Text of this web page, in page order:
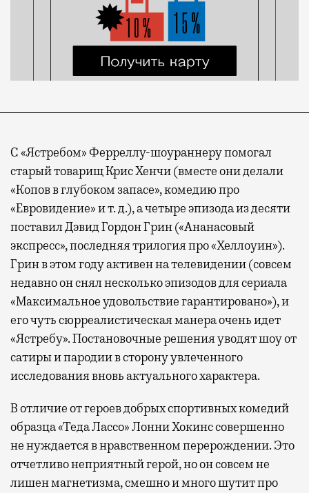
С «Ястребом» Ферреллу-шоураннеру помогал
старый товарищ Крис Хенчи (вместе они делали
«Копов в глубоком запасе», комедию про
«Евровидение» и т. д.), а четыре эпизода из десяти
поставил Дэвид Гордон Грин («Ананасовый
экспресс», последняя трилогия про «Хеллоуин»).
Грин в этом году активен на телевидении (совсем
недавно он снял несколько эпизодов для сериала
«Максимальное удовольствие гарантировано»), и
его чуть сюрреалистическая манера очень идет
«Ястребу». Постановочные решения уводят шоу от
сатиры и пародии в сторону увлеченного
исследования вновь актуального характера.
В отличие от героев добрых спортивных комедий
образца «Теда Лассо» Лонни Хокинс совершенно
не нуждается в нравственном перерождении. Это
отчетливо неприятный герой, но он совсем не
лишен магнетизма, смешно и много шутит про